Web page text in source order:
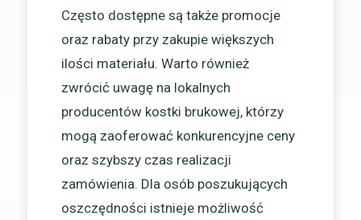
Często dostępne są także promocje
oraz rabaty przy zakupie większych
ilości materiału. Warto również
zwrócić uwagę na lokalnych
producentów kostki brukowej, którzy
mogą zaoferować konkurencyjne ceny
oraz szybszy czas realizacji
zamówienia. Dla osób poszukujących
oszczędności istnieje możliwość